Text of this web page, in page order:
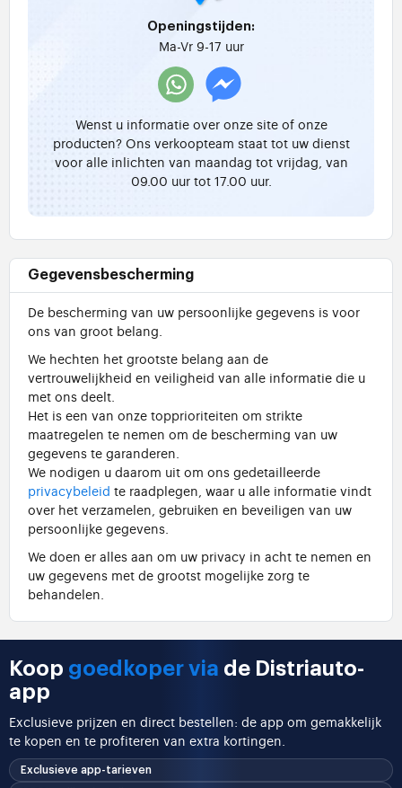
Openingstijden:
Ma-Vr 9-17 uur
Wenst u informatie over onze site of onze
producten? Ons verkoopteam staat tot uw dienst
voor alle inlichten van maandag tot vrijdag, van
09.00 uur tot 17.00 uur.
Gegevensbescherming
De bescherming van uw persoonlijke gegevens is voor
ons van groot belang.
We hechten het grootste belang aan de
vertrouwelijkheid en veiligheid van alle informatie die u
met ons deelt.
Het is een van onze topprioriteiten om strikte
maatregelen te nemen om de bescherming van uw
gegevens te garanderen.
We nodigen u daarom uit om ons gedetailleerde
privacybeleid te raadplegen, waar u alle informatie vindt
over het verzamelen, gebruiken en beveiligen van uw
persoonlijke gegevens.
We doen er alles aan om uw privacy in acht te nemen en
uw gegevens met de grootst mogelijke zorg te
behandelen.
Koop goedkoper via de Distriauto-
app
Exclusieve prijzen en direct bestellen: de app om gemakkelijk
te kopen en te profiteren van extra kortingen.
Exclusieve app-tarieven